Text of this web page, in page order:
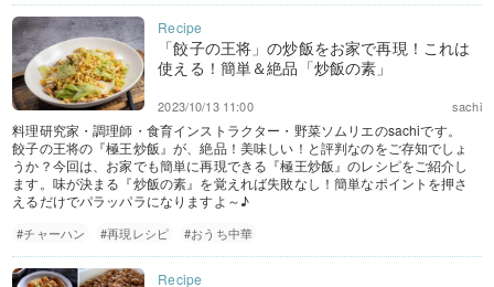
「餃子の王将」の炒飯をお家で再現！これは
使える！簡単＆絶品「炒飯の素」
sachi
2023/10/13 11:00
料理研究家・調理師・食育インストラクター・野菜ソムリエのsachiです。
餃子の王将の『極王炒飯』が、絶品！美味しい！と評判なのをご存知でしょ
うか？今回は、お家でも簡単に再現できる『極王炒飯』のレシピをご紹介し
ます。味が決まる『炒飯の素』を覚えれば失敗なし！簡単なポイントを押さ
えるだけでパラッパラになりますよ～♪
#チャーハン #再現レシピ #おうち中華